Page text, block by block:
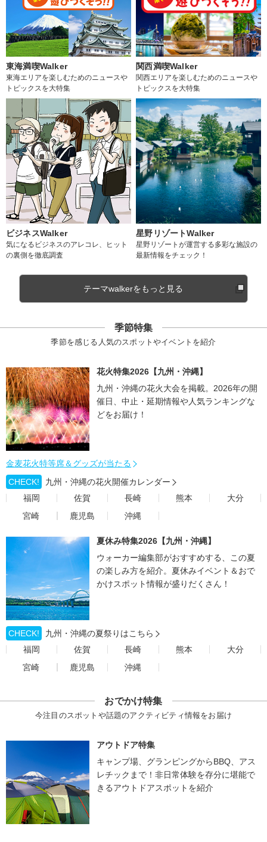
東海満喫Walker
東海エリアを楽しむためのニュースや
トピックスを大特集
関西満喫Walker
関西エリアを楽しむためのニュースや
トピックスを大特集
ビジネスWalker
気になるビジネスのアレコレ、ヒット
の裏側を徹底調査
星野リゾートWalker
星野リゾートが運営する多彩な施設の
最新情報をチェック！
テーマwalkerをもっと見る
季節特集
季節を感じる人気のスポットやイベントを紹介
花火特集2026【九州・沖縄】
九州・沖縄の花火大会を掲載。2026年の開
催日、中止・延期情報や人気ランキングな
どをお届け！
金麦花火特等席＆グッズが当たる
CHECK!
九州・沖縄の花火開催カレンダー
福岡
佐賀 長崎 熊本
大分
宮崎
鹿児島 沖縄
夏休み特集2026【九州・沖縄】
ウォーカー編集部がおすすめする、この夏
の楽しみ方を紹介。夏休みイベント＆おで
かけスポット情報が盛りだくさん！
CHECK!
九州・沖縄の夏祭りはこちら
福岡
佐賀 長崎 熊本
大分
宮崎
鹿児島 沖縄
おでかけ特集
今注目のスポットや話題のアクティビティ情報をお届け
アウトドア特集
キャンプ場、グランピングからBBQ、アス
レチックまで！非日常体験を存分に堪能で
きるアウトドアスポットを紹介